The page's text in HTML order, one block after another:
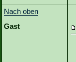
Nach oben
Gast